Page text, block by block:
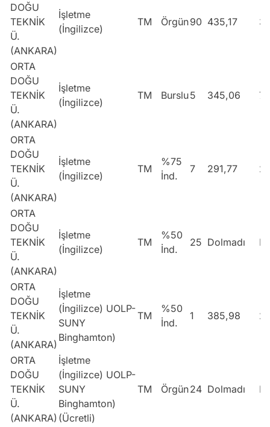
DOĞU
TEKNİK
Ü.
(ANKARA)
İşletme
(İngilizce)
TM Örgün90 435,17
ORTA
DOĞU
TEKNİK
Ü.
(ANKARA)
İşletme
(İngilizce)
TM Burslu5 345,06
ORTA
DOĞU
TEKNİK
Ü.
(ANKARA)
İşletme
(İngilizce)
TM
%75
İnd.
7 291,77
ORTA
DOĞU
TEKNİK
Ü.
(ANKARA)
İşletme
(İngilizce)
TM
%50
İnd.
25 Dolmadı
ORTA
DOĞU
TEKNİK
Ü.
(ANKARA)
İşletme
(İngilizce) UOLP-
SUNY
Binghamton)
TM
%50
İnd.
1 385,98
ORTA
DOĞU
TEKNİK
Ü.
(ANKARA)
İşletme
(İngilizce) UOLP-
SUNY
Binghamton)
(Ücretli)
TM Örgün24 Dolmadı